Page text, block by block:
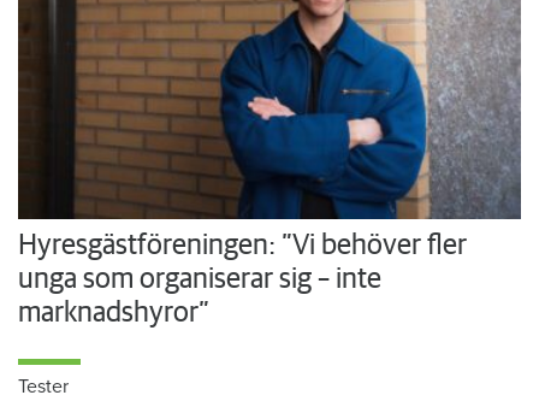
Hyresgästföreningen: ”Vi behöver fler
unga som organiserar sig – inte
marknadshyror”
Tester